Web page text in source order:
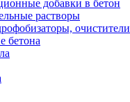
добавки в бетон
растворы
очистители
бетона